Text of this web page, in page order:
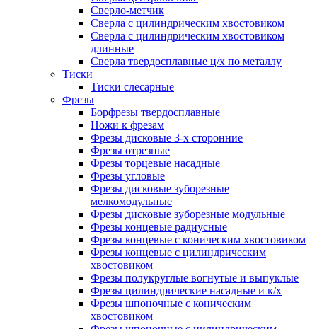
Сверло-метчик
Сверла с цилиндрическим хвостовиком
Сверла с цилиндрическим хвостовиком
длинные
Сверла твердосплавные ц/х по металлу
Тиски
Тиски слесарные
Фрезы
Борфрезы твердосплавные
Ножи к фрезам
Фрезы дисковые 3-х сторонние
Фрезы отрезные
Фрезы торцевые насадные
Фрезы угловые
Фрезы дисковые зуборезные
мелкомодульные
Фрезы дисковые зуборезные модульные
Фрезы концевые радиусные
Фрезы концевые с коническим хвостовиком
Фрезы концевые с цилиндрическим
хвостовиком
Фрезы полукруглые вогнутые и выпуклые
Фрезы цилиндрические насадные и к/х
Фрезы шпоночные с коническим
хвостовиком